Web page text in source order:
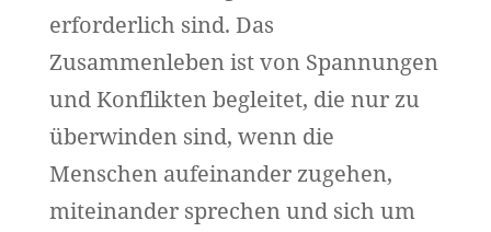
erforderlich sind. Das
Zusammenleben ist von Spannungen
und Konflikten begleitet, die nur zu
überwinden sind, wenn die
Menschen aufeinander zugehen,
miteinander sprechen und sich um